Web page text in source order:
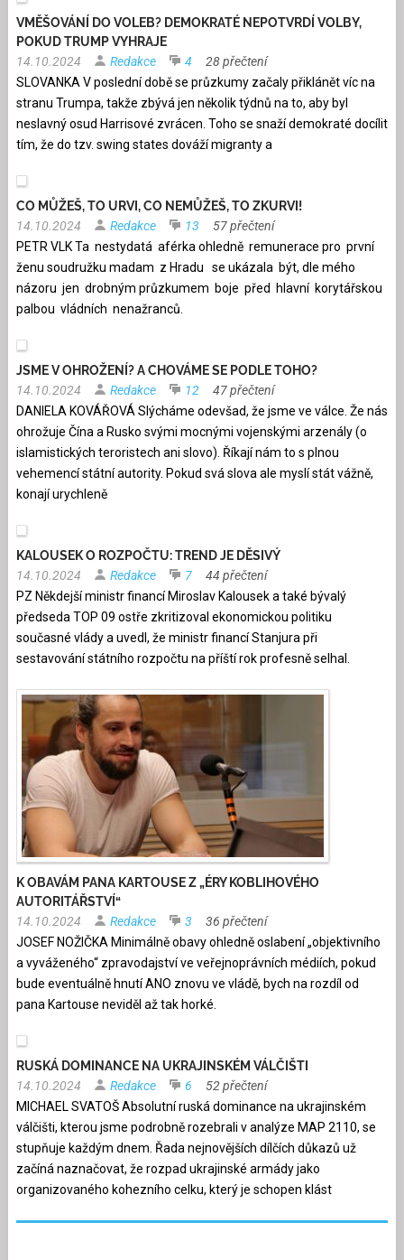
VMĚŠOVÁNÍ DO VOLEB? DEMOKRATÉ NEPOTVRDÍ VOLBY,
POKUD TRUMP VYHRAJE
14.10.2024
Redakce 4
28 přečtení
SLOVANKA V poslední době se průzkumy začaly přiklánět víc na
stranu Trumpa, takže zbývá jen několik týdnů na to, aby byl
neslavný osud Harrisové zvrácen. Toho se snaží demokraté docílit
tím, že do tzv. swing states dováží migranty a
CO MŮŽEŠ, TO URVI, CO NEMŮŽEŠ, TO ZKURVI!
14.10.2024
Redakce 13
57 přečtení
PETR VLK Ta nestydatá aférka ohledně remunerace pro první
ženu soudružku madam z Hradu se ukázala být, dle mého
názoru jen drobným průzkumem boje před hlavní korytářskou
palbou vládních nenažranců.
JSME V OHROŽENÍ? A CHOVÁME SE PODLE TOHO?
14.10.2024
Redakce 12
47 přečtení
DANIELA KOVÁŘOVÁ Slýcháme odevšad, že jsme ve válce. Že nás
ohrožuje Čína a Rusko svými mocnými vojenskými arzenály (o
islamistických teroristech ani slovo). Říkají nám to s plnou
vehemencí státní autority. Pokud svá slova ale myslí stát vážně,
konají urychleně
KALOUSEK O ROZPOČTU: TREND JE DĚSIVÝ
14.10.2024
Redakce 7
44 přečtení
PZ Někdejší ministr financí Miroslav Kalousek a také bývalý
předseda TOP 09 ostře zkritizoval ekonomickou politiku
současné vlády a uvedl, že ministr financí Stanjura při
sestavování státního rozpočtu na příští rok profesně selhal.
K OBAVÁM PANA KARTOUSE Z „ÉRY KOBLIHOVÉHO
AUTORITÁŘSTVÍ“
14.10.2024
Redakce 3
36 přečtení
JOSEF NOŽIČKA Minimálně obavy ohledně oslabení „objektivního
a vyváženého“ zpravodajství ve veřejnoprávních médiích, pokud
bude eventuálně hnutí ANO znovu ve vládě, bych na rozdíl od
pana Kartouse neviděl až tak horké.
RUSKÁ DOMINANCE NA UKRAJINSKÉM VÁLČIŠTI
14.10.2024
Redakce 6
52 přečtení
MICHAEL SVATOŠ Absolutní ruská dominance na ukrajinském
válčišti, kterou jsme podrobně rozebrali v analýze MAP 2110, se
stupňuje každým dnem. Řada nejnovějších dílčích důkazů už
začíná naznačovat, že rozpad ukrajinské armády jako
organizovaného kohezního celku, který je schopen klást